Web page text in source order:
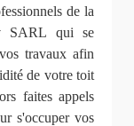
de la
SARL qui se
travaux afin
de votre toit
faites appels
s'occuper vos